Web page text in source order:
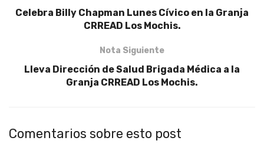
Celebra Billy Chapman Lunes Cívico en la Granja
CRREAD Los Mochis.
Nota Siguiente
Lleva Dirección de Salud Brigada Médica a la
Granja CRREAD Los Mochis.
Comentarios sobre esto post